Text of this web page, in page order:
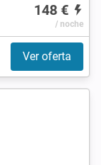
148 €
/ noche
Ver oferta